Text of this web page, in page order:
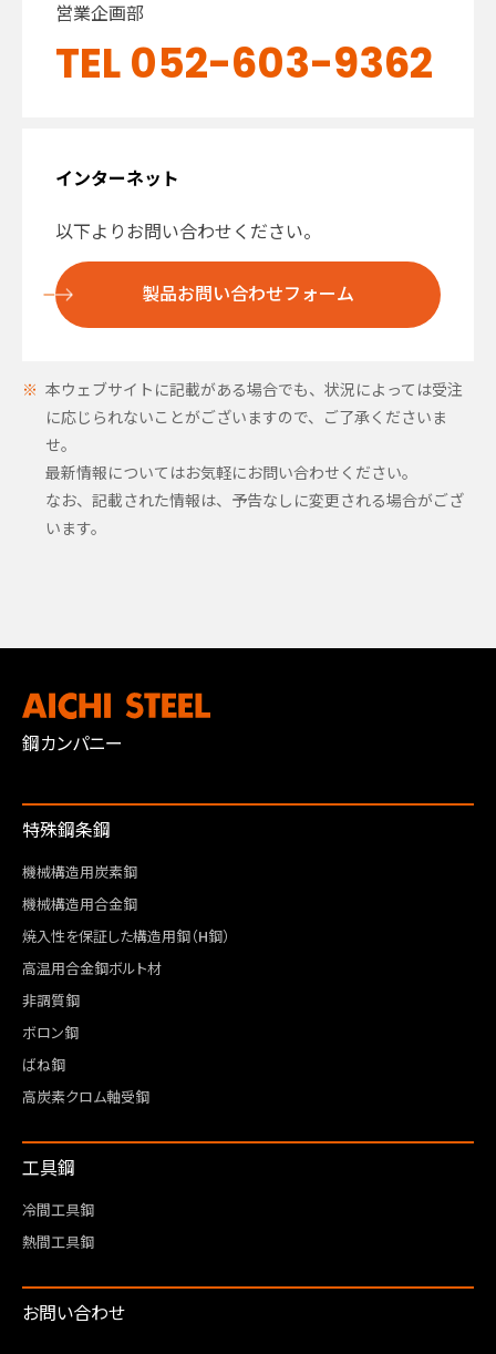
営業企画部
TEL 052-603-9362
インターネット
以下よりお問い合わせください。
製品お問い合わせフォーム
本ウェブサイトに記載がある場合でも、状況によっては受注
に応じられないことがございますので、ご了承くださいま
せ。
最新情報についてはお気軽にお問い合わせください。
なお、記載された情報は、予告なしに変更される場合がござ
います。
鋼カンパニー
特殊鋼条鋼
機械構造用炭素鋼
機械構造用合金鋼
焼入性を保証した構造用鋼（H鋼）
高温用合金鋼ボルト材
非調質鋼
ボロン鋼
ばね鋼
高炭素クロム軸受鋼
工具鋼
冷間工具鋼
熱間工具鋼
お問い合わせ